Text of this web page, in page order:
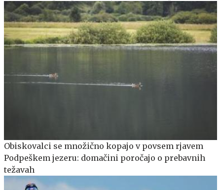
Obiskovalci se množično kopajo v povsem rjavem
Podpeškem jezeru: domačini poročajo o prebavnih
težavah